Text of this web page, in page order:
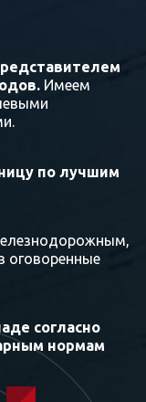
Имеем
по лучшим
оговоренные
согласно
нормам